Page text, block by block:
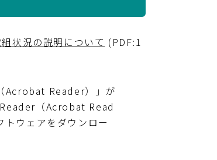
状況の説明について (PDF:1
Acrobat Reader）」が
（Acrobat Read
ウェアをダウンロー